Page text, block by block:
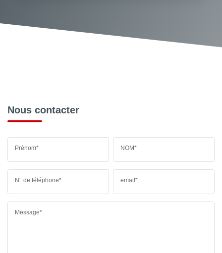
Nous contacter
Prénom* NOM*
N° de téléphone* email*
Message*